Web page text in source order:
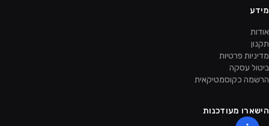
מידע
אודות
תקנון
מדיניות פרטיות
ביטול עסקה
הרשמה כקוסמטיקאית
הישארו מעודכנות